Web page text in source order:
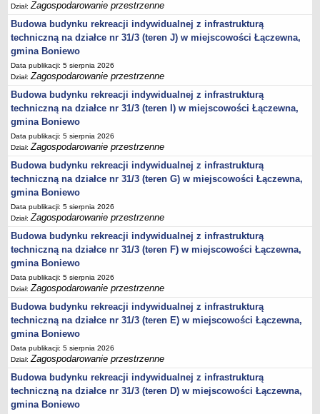
Zbiorowego Zaopatrzenia w Wodę i Zbiorowego Odprowadzania
Ścieków
Rejestr Instytucji Kultury
Zestawienie przedsiębiorców w zakresie opróżniania zbiorników
bezodpływowych lub osadników
AKTUALNOŚCI GMINY BONIEWO
FINANSE GMINY
Majątek gminy
Budżet
sprawozdania z wykonania budżetu
Plan postępowań na 2026 rok
Plan postępowań o udzielenie zamówień na rok 2025
Plan postępowań na rok 2024
Plan postępowań o udzielenie zamówień na rok 2023
Plan postępowań o udzielenie zamówień na rok 2022
Plan postępowań w 2021 roku
Plan postępowań o udzielenie zamówień w 2020 roku
Plan postępowań o udzielenie zamówień na 2019
Plan postępowań o udzielenie zamówień w 2018 roku
Plan postępowań o udzielenie zamówień w 2017 roku
Dług publiczny, Pomoc publiczna
Realizacja inwestycji
przetargi
Dział:Zagospodarowanie przestrzenne
Budowa budynku rekreacji indywidualnej z infrastrukturą
techniczną na działce nr 31/3 (teren J) w miejscowości Łączewna,
gmina Boniewo
Data publikacji: 5 sierpnia 2026
Dział:Zagospodarowanie przestrzenne
Budowa budynku rekreacji indywidualnej z infrastrukturą
techniczną na działce nr 31/3 (teren I) w miejscowości Łączewna,
gmina Boniewo
Data publikacji: 5 sierpnia 2026
Dział:Zagospodarowanie przestrzenne
Budowa budynku rekreacji indywidualnej z infrastrukturą
techniczną na działce nr 31/3 (teren G) w miejscowości Łączewna,
gmina Boniewo
Data publikacji: 5 sierpnia 2026
Dział:Zagospodarowanie przestrzenne
Budowa budynku rekreacji indywidualnej z infrastrukturą
techniczną na działce nr 31/3 (teren F) w miejscowości Łączewna,
gmina Boniewo
Data publikacji: 5 sierpnia 2026
Dział:Zagospodarowanie przestrzenne
Budowa budynku rekreacji indywidualnej z infrastrukturą
techniczną na działce nr 31/3 (teren E) w miejscowości Łączewna,
gmina Boniewo
Data publikacji: 5 sierpnia 2026
Dział:Zagospodarowanie przestrzenne
Budowa budynku rekreacji indywidualnej z infrastrukturą
techniczną na działce nr 31/3 (teren D) w miejscowości Łączewna,
gmina Boniewo